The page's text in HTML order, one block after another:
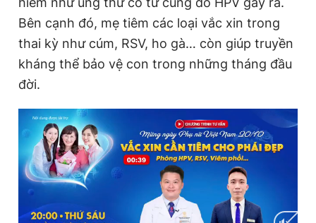
Bên cạnh đó, mẹ tiêm các loại vắc xin trong
thai kỳ như cúm, RSV, ho gà… còn giúp truyền
kháng thể bảo vệ con trong những tháng đầu
đời.